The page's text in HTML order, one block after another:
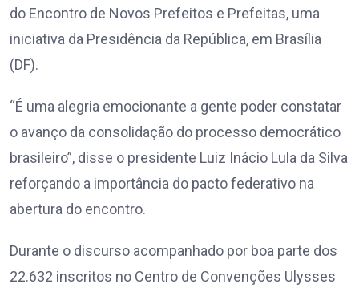
do Encontro de Novos Prefeitos e Prefeitas, uma
iniciativa da Presidência da República, em Brasília
(DF).
“É uma alegria emocionante a gente poder constatar
o avanço da consolidação do processo democrático
brasileiro”, disse o presidente Luiz Inácio Lula da Silva
reforçando a importância do pacto federativo na
abertura do encontro.
Durante o discurso acompanhado por boa parte dos
22.632 inscritos no Centro de Convenções Ulysses